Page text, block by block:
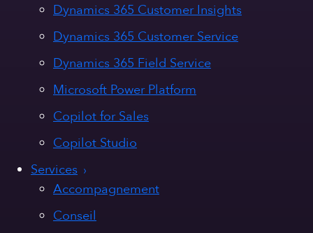
Dynamics 365 Customer Insights
Dynamics 365 Customer Service
Dynamics 365 Field Service
Microsoft Power Platform
Copilot for Sales
Copilot Studio
Services
Accompagnement
Conseil